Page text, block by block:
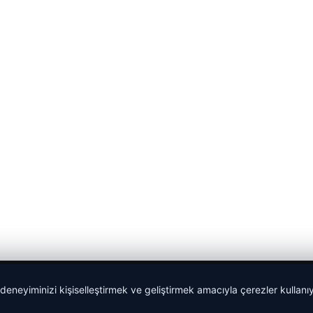
kişiselleştirmek ve geliştirmek amacıyla çerezler